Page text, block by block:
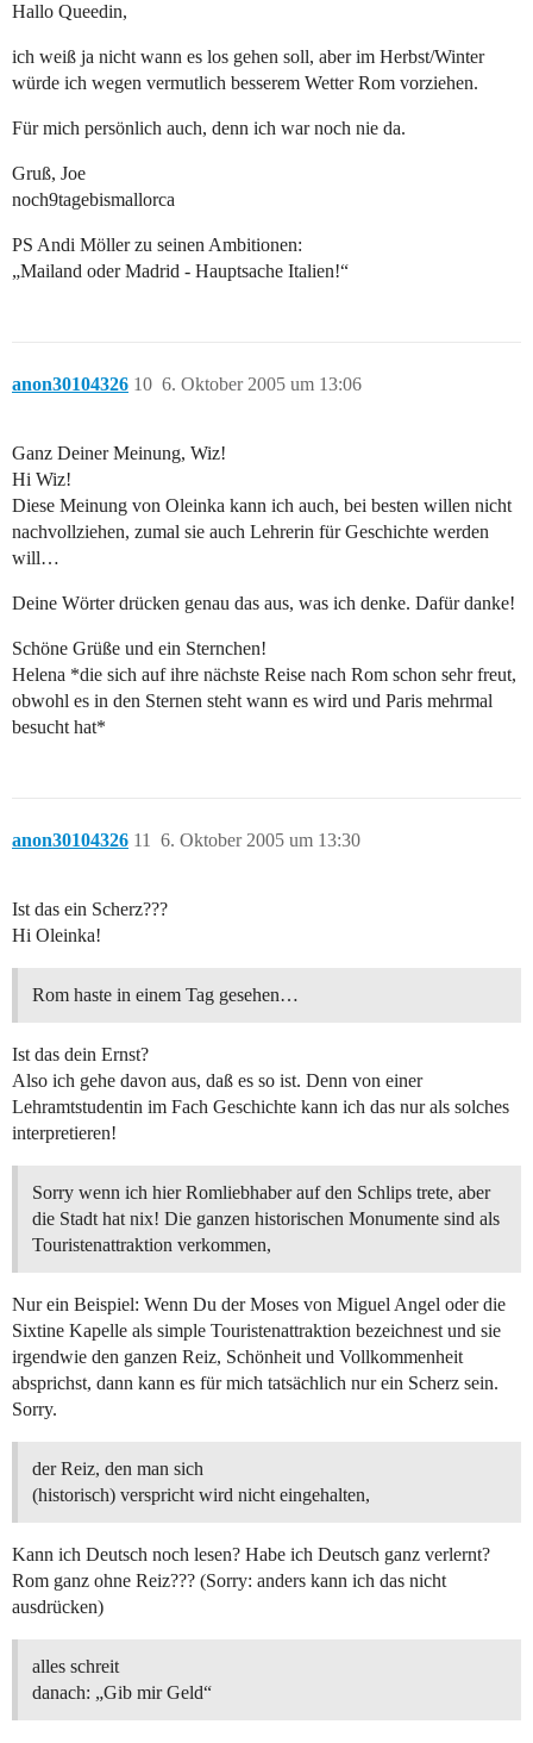
Hallo Queedin,
ich weiß ja nicht wann es los gehen soll, aber im Herbst/Winter
würde ich wegen vermutlich besserem Wetter Rom vorziehen.
Für mich persönlich auch, denn ich war noch nie da.
Gruß, Joe
noch9tagebismallorca
PS Andi Möller zu seinen Ambitionen:
„Mailand oder Madrid - Hauptsache Italien!“
anon30104326 6. Oktober 2005 um 13:06
10
Ganz Deiner Meinung, Wiz!
Hi Wiz!
Diese Meinung von Oleinka kann ich auch, bei besten willen nicht
nachvollziehen, zumal sie auch Lehrerin für Geschichte werden
will…
Deine Wörter drücken genau das aus, was ich denke. Dafür danke!
Schöne Grüße und ein Sternchen!
Helena *die sich auf ihre nächste Reise nach Rom schon sehr freut,
obwohl es in den Sternen steht wann es wird und Paris mehrmal
besucht hat*
anon30104326 6. Oktober 2005 um 13:30
11
Ist das ein Scherz???
Hi Oleinka!
Rom haste in einem Tag gesehen…
Ist das dein Ernst?
Also ich gehe davon aus, daß es so ist. Denn von einer
Lehramtstudentin im Fach Geschichte kann ich das nur als solches
interpretieren!
Sorry wenn ich hier Romliebhaber auf den Schlips trete, aber
die Stadt hat nix! Die ganzen historischen Monumente sind als
Touristenattraktion verkommen,
Nur ein Beispiel: Wenn Du der Moses von Miguel Angel oder die
Sixtine Kapelle als simple Touristenattraktion bezeichnest und sie
irgendwie den ganzen Reiz, Schönheit und Vollkommenheit
absprichst, dann kann es für mich tatsächlich nur ein Scherz sein.
Sorry.
der Reiz, den man sich
(historisch) verspricht wird nicht eingehalten,
Kann ich Deutsch noch lesen? Habe ich Deutsch ganz verlernt?
Rom ganz ohne Reiz??? (Sorry: anders kann ich das nicht
ausdrücken)
alles schreit
danach: „Gib mir Geld“